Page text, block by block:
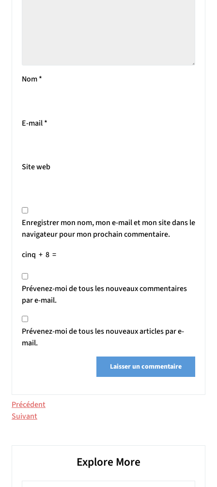
Nom*
E-mail*
Site web
Enregistrer mon nom, mon e-mail et mon site dans le
navigateur pour mon prochain commentaire.
cinq + 8 =
Prévenez-moi de tous les nouveaux commentaires
par e-mail.
Prévenez-moi de tous les nouveaux articles par e-
mail.
Navigation
de
Article
précédent
Précédent
Article
Suivant
Explore More